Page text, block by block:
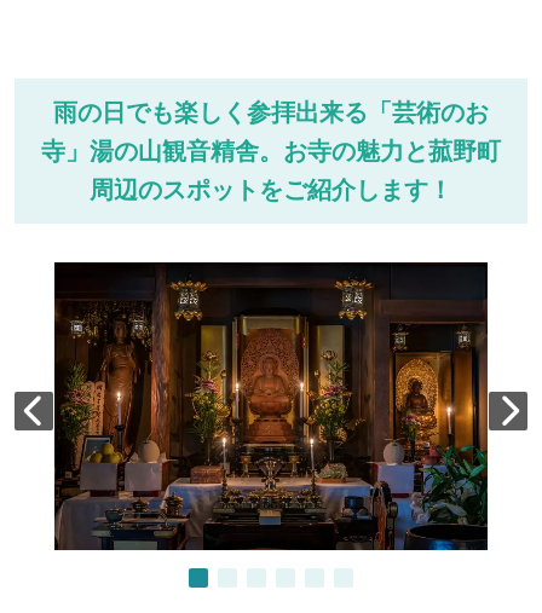
雨の日でも楽しく参拝出来る「芸術のお
寺」湯の山観音精舎。お寺の魅力と菰野町
周辺のスポットをご紹介します！